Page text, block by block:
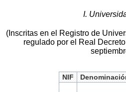
I.
(Inscritas en el Registro de
regulado por el Real
NIF